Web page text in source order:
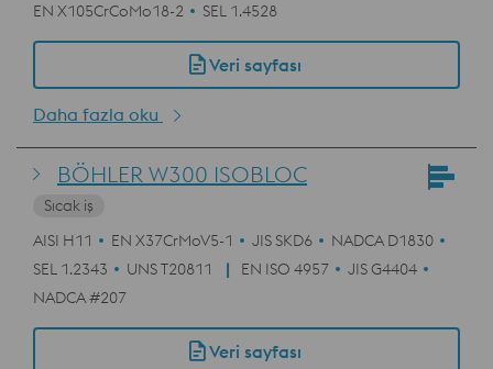
EN X105CrCoMo18-2
SEL 1.4528
Veri sayfası
Daha fazla oku
BÖHLER W300 ISOBLOC
Sıcak iş
AISI H11
EN X37CrMoV5-1 JIS SKD6
NADCA D1830
SEL 1.2343
UNS T20811 EN ISO 4957
JIS G4404
NADCA #207
Veri sayfası